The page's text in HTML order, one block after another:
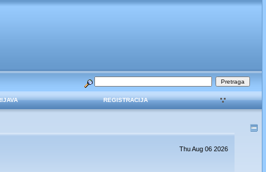
REGISTRACIJA
Thu Aug 06 2026